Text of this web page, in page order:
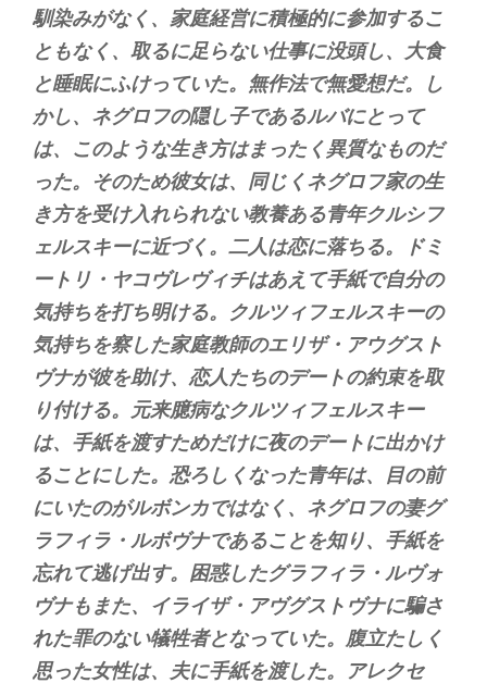
馴染みがなく、家庭経営に積極的に参加するこ
ともなく、取るに足らない仕事に没頭し、大食
と睡眠にふけっていた。無作法で無愛想だ。し
かし、ネグロフの隠し子であるルバにとって
は、このような生き方はまったく異質なものだ
った。そのため彼女は、同じくネグロフ家の生
き方を受け入れられない教養ある青年クルシフ
ェルスキーに近づく。二人は恋に落ちる。ドミ
ートリ・ヤコヴレヴィチはあえて手紙で自分の
気持ちを打ち明ける。クルツィフェルスキーの
気持ちを察した家庭教師のエリザ・アウグスト
ヴナが彼を助け、恋人たちのデートの約束を取
り付ける。元来臆病なクルツィフェルスキー
は、手紙を渡すためだけに夜のデートに出かけ
ることにした。恐ろしくなった青年は、目の前
にいたのがルボンカではなく、ネグロフの妻グ
ラフィラ・ルボヴナであることを知り、手紙を
忘れて逃げ出す。困惑したグラフィラ・ルヴォ
ヴナもまた、イライザ・アヴグストヴナに騙さ
れた罪のない犠牲者となっていた。腹立たしく
思った女性は、夫に手紙を渡した。アレクセ